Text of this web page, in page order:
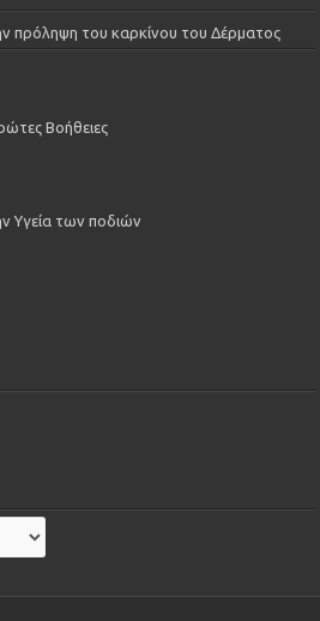
πρόληψη του καρκίνου του Δέρματος
Βοήθειες
Υγεία των ποδιών